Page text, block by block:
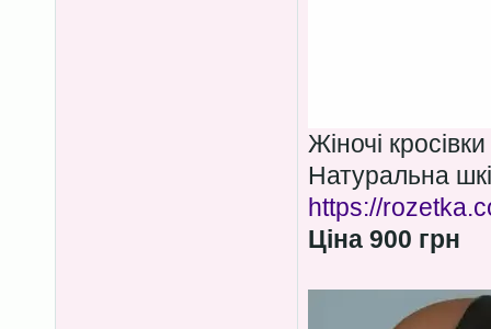
Жіночі
Натуральна
https://
Ціна 900 грн